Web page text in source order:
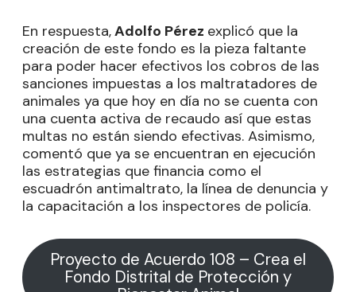
En respuesta,Adolfo Pérez explicó que la
creación de este fondo es la pieza faltante
para poder hacer efectivos los cobros de las
sanciones impuestas a los maltratadores de
animales ya que hoy en día no se cuenta con
una cuenta activa de recaudo así que estas
multas no están siendo efectivas. Asimismo,
comentó que ya se encuentran en ejecución
las estrategias que financia como el
escuadrón antimaltrato, la línea de denuncia y
la capacitación a los inspectores de policía.
Proyecto de Acuerdo 108 – Crea el
Fondo Distrital de Protección y